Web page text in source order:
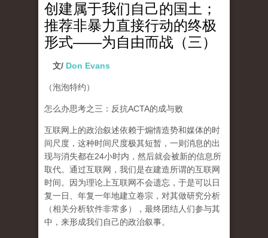
创建属于我们自己的国土；
推荐非暴力直接行动的终极
形式——为自由而战（三）
文/ Don Evans
（泡泡特约）
怎么办思考之三：反抗ACTA的成与败
互联网上的政治叙述依赖于煽情造势和媒体的时
间尺度，这种时间尺度极其短暂，一则消息的出
现与消失都在24小时内，然后就会被新的信息所
取代。通过互联网，我们是在建造所谓的互联网
时间。因为理论上互联网不会遗忘，于是可以日
复一日、年复一年地建立卷宗，对其做研究分析
（相关分析软件非常多）， 最终团结人们参与其
中，来形成我们自己的政治叙事。